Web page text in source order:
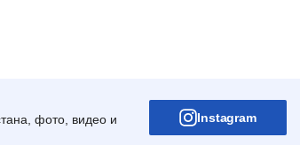
фото, видео и
Instagram